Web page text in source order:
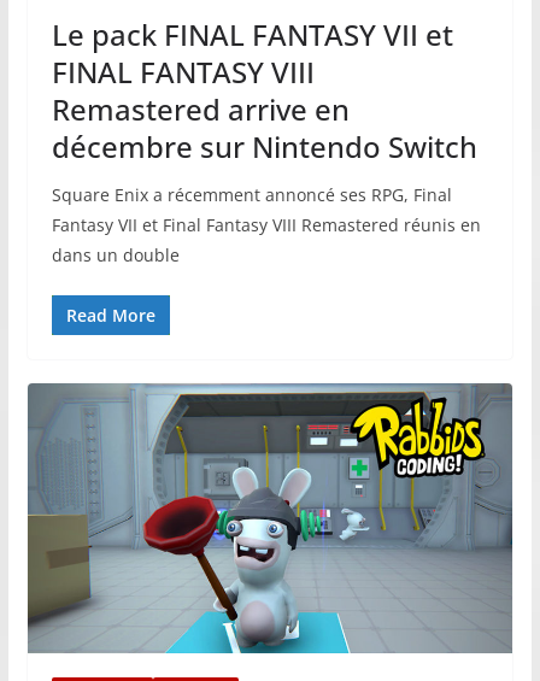
Le pack FINAL FANTASY VII et
FINAL FANTASY VIII
Remastered arrive en
décembre sur Nintendo Switch
Square Enix a récemment annoncé ses RPG, Final
Fantasy VII et Final Fantasy VIII Remastered réunis en
dans un double
Read More